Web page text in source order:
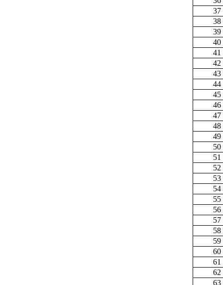
37
38
39
40
41
42
43
44
45
46
47
48
49
50
51
52
53
54
55
56
57
58
59
60
61
62
63